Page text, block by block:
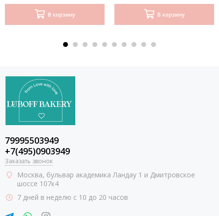
В корзину В корзину
79995503949
+7(495)0903949
Заказать звонок
Москва, бульвар академика Ландау 1 и Дмитровское
шоссе 107к4
7 дней в неделю с 10 до 20 часов